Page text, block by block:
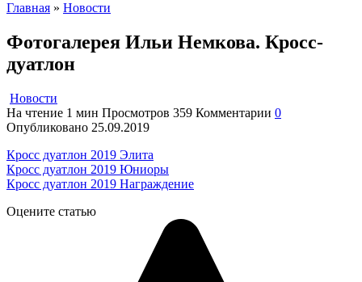
Главная » Новости
Фотогалерея Ильи Немкова. Кросс-
дуатлон
Новости
На чтение 1 мин Просмотров 359 Комментарии 0
Опубликовано 25.09.2019
Кросс дуатлон 2019 Элита
Кросс дуатлон 2019 Юниоры
Кросс дуатлон 2019 Награждение
Оцените статью